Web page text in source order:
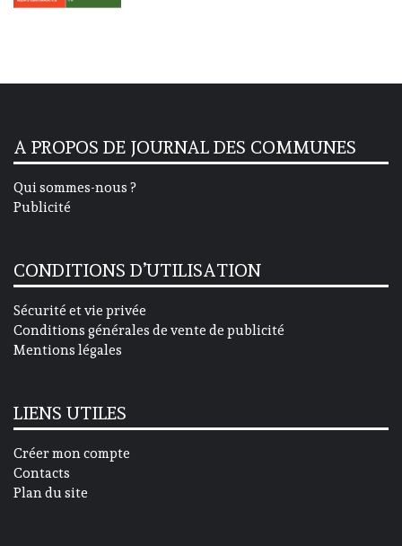
A PROPOS DE JOURNAL DES COMMUNES
Qui sommes-nous ?
Publicité
CONDITIONS D’UTILISATION
Sécurité et vie privée
Conditions générales de vente de publicité
Mentions légales
LIENS UTILES
Créer mon compte
Contacts
Plan du site